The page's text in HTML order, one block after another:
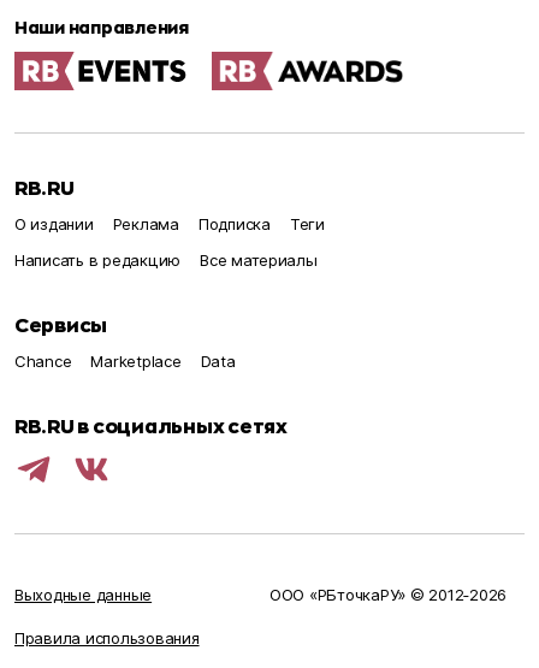
Наши направления
RB.RU
О издании Реклама Подписка
Теги
Написать в редакцию
Все материалы
Сервисы
Chance Marketplace Data
RB.RU в социальных сетях
Выходные данные
Правила использования
ООО «РБточкаРУ» © 2012‑2026